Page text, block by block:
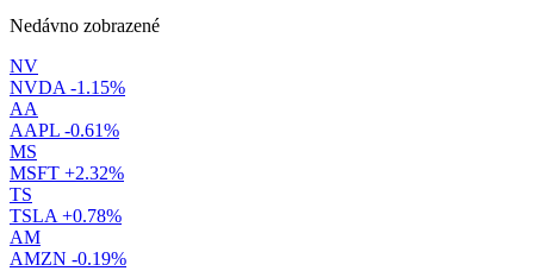
Nedávno zobrazené
NV
NVDA -1.15%
AA
AAPL -0.61%
MS
MSFT +2.32%
TS
TSLA +0.78%
AM
AMZN -0.19%